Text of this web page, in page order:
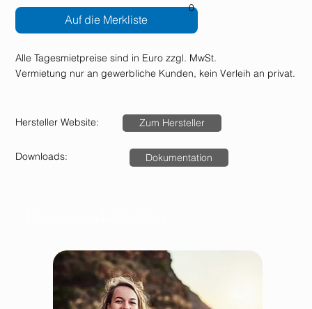
Auf die Merkliste
0
Alle Tagesmietpreise sind in Euro zzgl. MwSt.
Vermietung nur an gewerbliche Kunden, kein Verleih an privat.
Hersteller Website: Zum Hersteller
Downloads: Dokumentation